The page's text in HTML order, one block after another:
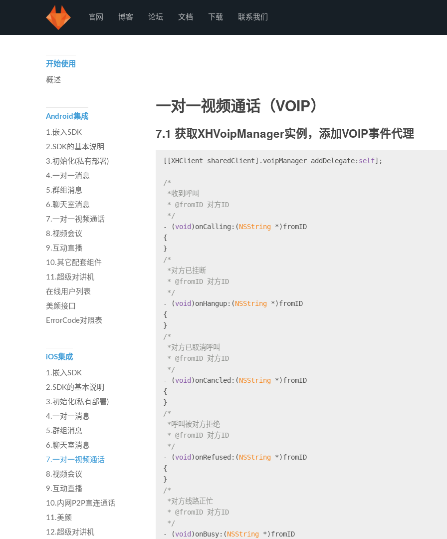
官网 博客 论坛 文档 下载 联系我们
一对一视频通话（VOIP）
7.1 获取XHVoipManager实例，添加VOIP事件代理
[[XHClient sharedClient].voipManager addDelegate: self];
/*
*收到呼叫
* @fromID 对方ID
*/
- (void)onCalling:(NSString *)fromID
{
}
/*
*对方已挂断
* @fromID 对方ID
*/
- (void)onHangup:(NSString *)fromID
{
}
/*
*对方已取消呼叫
* @fromID 对方ID
*/
- (void)onCancled:(NSString *)fromID
{
}
/*
*呼叫被对方拒绝
* @fromID 对方ID
*/
- (void)onRefused:(NSString *)fromID
{
}
/*
*对方线路正忙
* @fromID 对方ID
*/
- (void)onBusy:(NSString *)fromID
开始使用
概述
Android集成
1.嵌入SDK
2.SDK的基本说明
3.初始化(私有部署)
4.一对一消息
5.群组消息
6.聊天室消息
7.一对一视频通话
8.视频会议
9.互动直播
10.其它配套组件
11.超级对讲机
在线用户列表
美颜接口
ErrorCode对照表
iOS集成
1.嵌入SDK
2.SDK的基本说明
3.初始化(私有部署)
4.一对一消息
5.群组消息
6.聊天室消息
7.一对一视频通话
8.视频会议
9.互动直播
10.内网P2P直连通话
11.美颜
12.超级对讲机